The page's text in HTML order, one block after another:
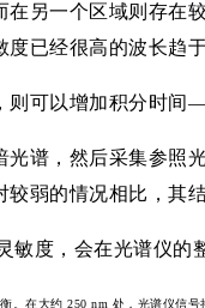
另一个区域则存在
已经很高的波长趋于
则可以增加积分时
谱，然后采集参照
弱的情况相比，其
敏度，会在光谱仪的
。在大约 250 nm 处，光谱仪信